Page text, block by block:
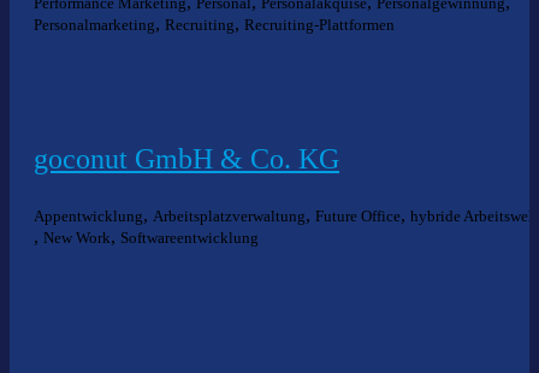
Personalmarketing, Recruiting, Recruiting-Plattformen
goconut GmbH & Co. KG
Appentwicklung, Arbeitsplatzverwaltung, Future Office, hybride
, New Work, Softwareentwicklung